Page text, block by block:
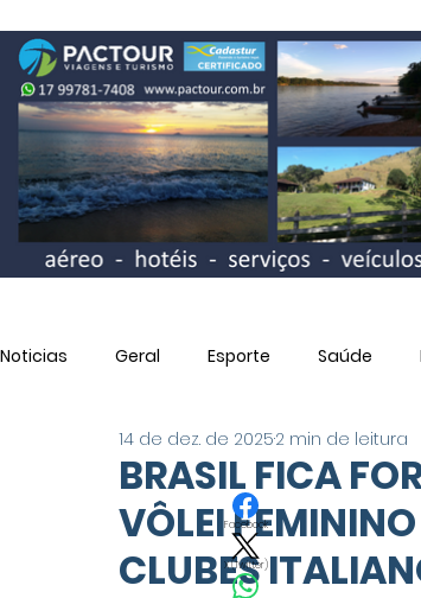
Noticias Geral Esporte Saúde
Utilidade PúblicaBRASIL FICA
VÔLEI
CLUBES
14 de dez. de 20252 min de leitura
Facebook
X (Twitter)